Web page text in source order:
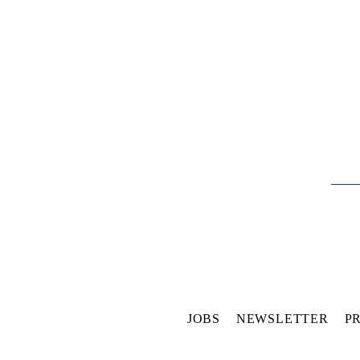
JOBS NEWSLETTER